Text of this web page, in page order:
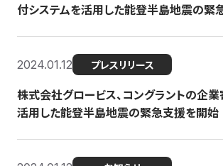
付システムを活用した能登半島地震の緊
2024.01.12 プレスリリース
株式会社グロービス、コングラントの企
活用した能登半島地震の緊急支援を開始